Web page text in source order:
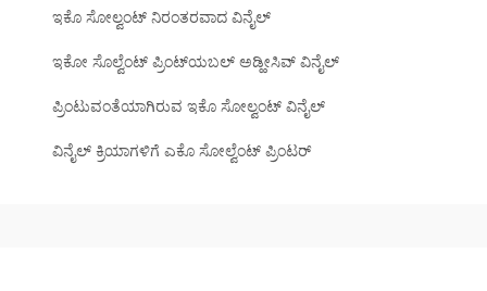
ಇಕೊ ಸೋಲ್ವಂಟ್ ನಿರಂತರವಾದ ವಿನೈಲ್
ಇಕೋ ಸೊಲ್ವೆಂಟ್ ಪ್ರಿಂಟ್‌ಯಬಲ್ ಅಡ್ಹೀಸಿವ್ ವಿನೈಲ್
ಪ್ರಿಂಟುವಂತೆಯಾಗಿರುವ ಇಕೊ ಸೋಲ್ವಂಟ್ ವಿನೈಲ್
ವಿನೈಲ್ ಕ್ರಿಯಾಗಳಿಗೆ ಎಕೊ ಸೋಲ್ವೆಂಟ್ ಪ್ರಿಂಟರ್